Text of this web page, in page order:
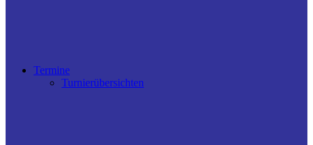
Termine
Turnierübersichten